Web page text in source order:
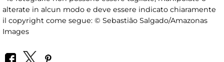
alterate in alcun modo e deve essere indicato chiaramente
il copyright come segue: © Sebastião Salgado/Amazonas
Images